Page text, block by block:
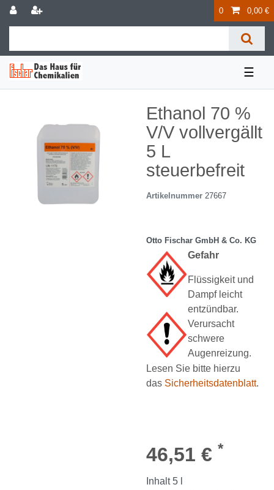
0 0,00 €
☰
Ethanol 70 %
V/V vollvergällt
5 L
steuerbefreit
Artikelnummer 27667
Otto Fischar GmbH & Co. KG
Gefahr
Flüssigkeit und
Dampf leicht
entzündbar.
Verursacht
schwere
Augenreizung.
Lesen Sie bitte hierzu
das Sicherheitsdatenblatt.
46,51 € *
Inhalt 5